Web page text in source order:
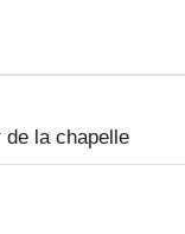
de la chapelle